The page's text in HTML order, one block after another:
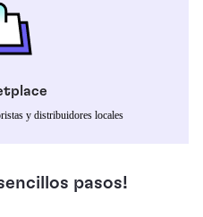
y distribuidores locales
pasos!